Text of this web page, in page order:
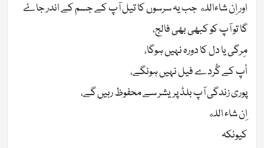
اور اِن شاءالله جب یہ سرسوں کا تیل آپ کے جسم کے اندر جاۓ
گا تو آپ کو کبھی بھی فالج،
مِرگی یا دل کا دورہ نہیں ہوگا،
أپ کے گُردے فیل نہیں ہونگے،
پوری زندگی آپ بلڈ پریشر سے محفوظ رہیں گے،
اِن شاء الله
کیونکہ